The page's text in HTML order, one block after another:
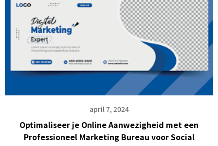
april 7, 2024
Optimaliseer je Online Aanwezigheid met een
Professioneel Marketing Bureau voor Social